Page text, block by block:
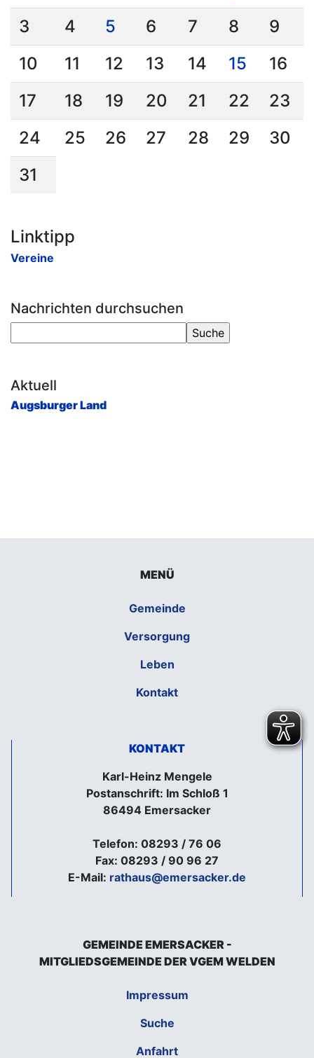
3
4 5 6 7 8
9
10
11 12 13 14 15
16
17
18 19 20 21 22
23
24
25 26 27 28 29
30
31
Linktipp
Vereine
Nachrichten durchsuchen
Aktuell
Augsburger Land
MENÜ
Gemeinde
Versorgung
Leben
Kontakt
KONTAKT
Karl-Heinz Mengele
Postanschrift: Im Schloß 1
86494 Emersacker
Telefon: 08293 / 76 06
Fax: 08293 / 90 96 27
E-Mail: rathaus@emersacker.de
GEMEINDE EMERSACKER -
MITGLIEDSGEMEINDE DER VGEM WELDEN
Impressum
Suche
Anfahrt